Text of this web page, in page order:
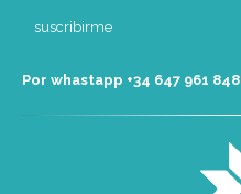
Por whastapp +34 ‭647 961 848‬